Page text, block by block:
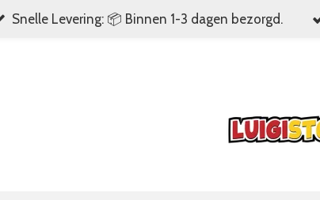
Snelle Levering: 📦 Binnen 1-3 dagen bezorgd.